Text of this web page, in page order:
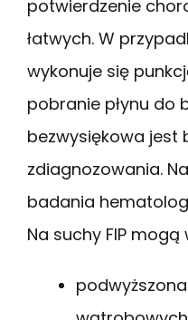
potwierdzenie
łatwych. W
wykonuje się
pobranie płynu do
bezwysiękowa jest
zdiagnozowania.
badania
Na suchy FIP mogą